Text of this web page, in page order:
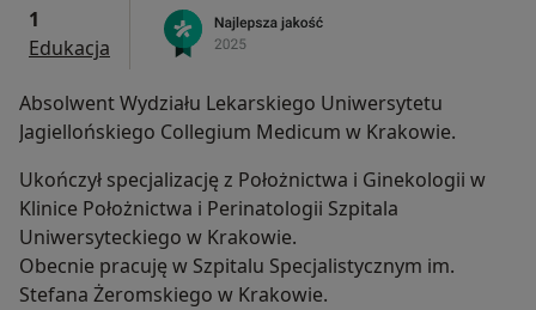
1
Edukacja
Absolwent Wydziału Lekarskiego Uniwersytetu
Jagiellońskiego Collegium Medicum w Krakowie.
Ukończył specjalizację z Położnictwa i Ginekologii w
Klinice Położnictwa i Perinatologii Szpitala
Uniwersyteckiego w Krakowie.
Obecnie pracuję w Szpitalu Specjalistycznym im.
Stefana Żeromskiego w Krakowie.